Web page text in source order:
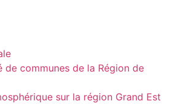
de communes de la Région de
sur la région Grand Est